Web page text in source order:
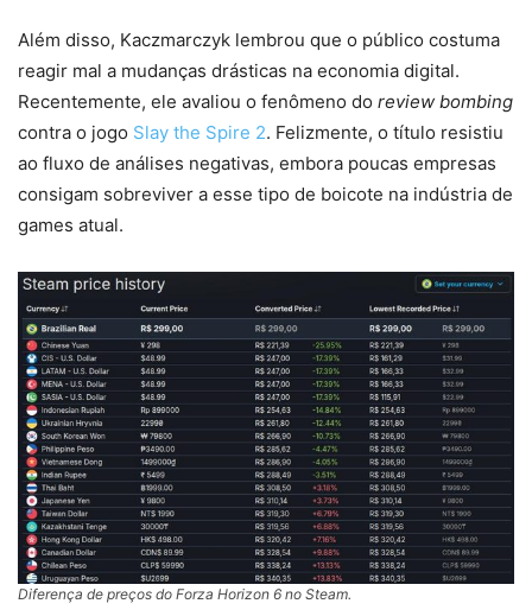
Além disso, Kaczmarczyk lembrou que o público costuma
reagir mal a mudanças drásticas na economia digital.
Recentemente, ele avaliou o fenômeno do review bombing
contra o jogo Slay the Spire 2. Felizmente, o título resistiu
ao fluxo de análises negativas, embora poucas empresas
consigam sobreviver a esse tipo de boicote na indústria de
games atual.
Diferença de preços do Forza Horizon 6 no Steam.